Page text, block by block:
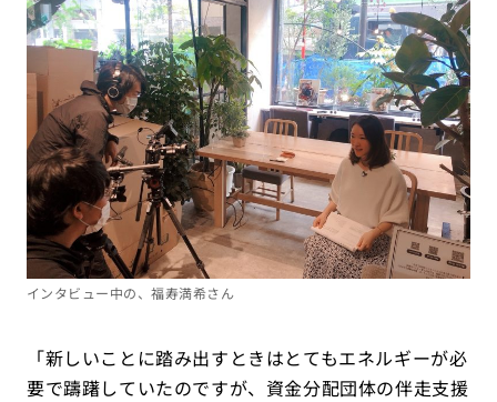
インタビュー中の、福寿満希さん
「新しいことに踏み出すときはとてもエネルギーが必
要で躊躇していたのですが、資金分配団体の伴走支援